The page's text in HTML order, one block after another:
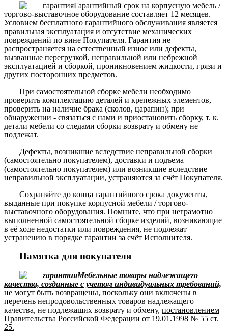
Гарантийный срок на корпусную мебель /
торгово-выставочное оборудование составляет 12 месяцев.
Условием бесплатного гарантийного обслуживания является
правильная эксплуатация и отсутствие механических
повреждений по вине Покупателя. Гарантия не
распространяется на естественный износ или дефекты,
вызванные перегрузкой, неправильной или небрежной
эксплуатацией и сборкой, проникновением жидкости, грязи и
других посторонних предметов.
При самостоятельной сборке мебели необходимо
проверить комплектацию деталей и крепежных элементов,
проверить на наличие брака (сколов, царапин); при
обнаружении - связаться с нами и приостановить сборку, т. к.
детали мебели со следами сборки возврату и обмену не
подлежат.
Дефекты, возникшие вследствие неправильной сборки
(самостоятельно покупателем), доставки и подъема
(самостоятельно покупателем) или возникшие вследствие
неправильной эксплуатации, устраняются за счёт Покупателя.
Сохраняйте до конца гарантийного срока документы,
выданные при покупке корпусной мебели / торгово-
выставочного оборудования. Помните, что при неграмотно
выполненной самостоятельной сборке изделий, возникающие
в её ходе недостатки или повреждения, не подлежат
устранению в порядке гарантии за счёт Исполнителя.
Памятка для покупателя
Мебельные товары надлежащего
качества, созданные с учетом индивидуальных требований,
не могут быть возвращены, поскольку они включены в
перечень непродовольственных товаров надлежащего
качества, не подлежащих возврату и обмену, постановлением
Правительства Российской Федерации от 19.01.1998 № 55 ст.
25.